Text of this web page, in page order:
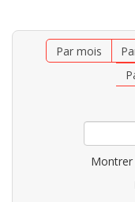
Par mois
Montrer